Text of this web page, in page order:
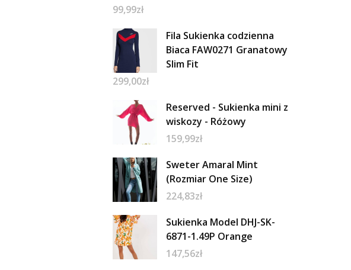
99,99zł
Fila Sukienka codzienna
Biaca FAW0271 Granatowy
Slim Fit
299,00zł
Reserved - Sukienka mini z
wiskozy - Różowy
159,99zł
Sweter Amaral Mint
(Rozmiar One Size)
224,83zł
Sukienka Model DHJ-SK-
6871-1.49P Orange
147,56zł